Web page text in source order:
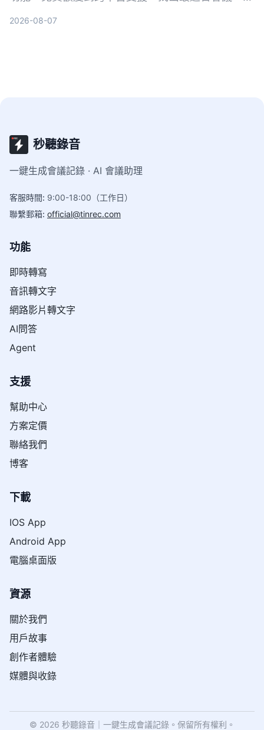
2026-08-07
秒聽錄音
一鍵生成會議記錄 · AI 會議助理
客服時間: 9:00-18:00（工作日）
聯繫郵箱: official@tinrec.com
功能
即時轉寫
音訊轉文字
網路影片轉文字
AI問答
Agent
支援
幫助中心
方案定價
聯絡我們
博客
下載
IOS App
Android App
電腦桌面版
資源
關於我們
用戶故事
創作者體驗
媒體與收錄
© 2026 秒聽錄音｜一鍵生成會議記錄。保留所有權利。